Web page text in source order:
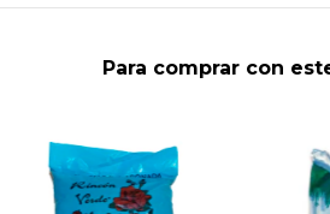
Para comprar con